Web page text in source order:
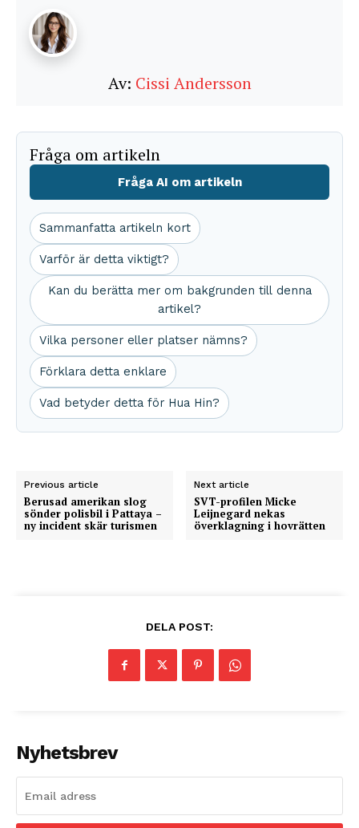
Av: Cissi Andersson
Fråga om artikeln
Fråga AI om artikeln
Sammanfatta artikeln kort
Varför är detta viktigt?
Kan du berätta mer om bakgrunden till denna
artikel?
Vilka personer eller platser nämns?
Förklara detta enklare
Vad betyder detta för Hua Hin?
Previous article
Berusad amerikan slog
sönder polisbil i Pattaya –
ny incident skär turismen
Next article
SVT-profilen Micke
Leijnegard nekas
överklagning i hovrätten
DELA POST:
Nyhetsbrev